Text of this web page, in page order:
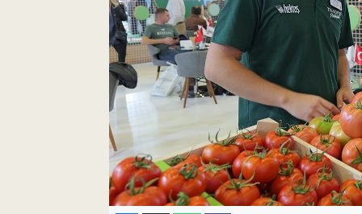
Yetiştirici Soruyor
Dünyada Tarım
Üretici Birlikleri
Şeker ve Şekerli Mamüller
Tahıllar ve Baklagiller